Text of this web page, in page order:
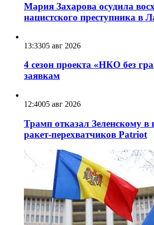
Мария Захарова осудила
нацистского преступника в
13:3305 авг 2026
4 сезон проекта «НКО без
заявкам
12:4005 авг 2026
Трамп отказал Зеленскому в
ракет-перехватчиков Patriot